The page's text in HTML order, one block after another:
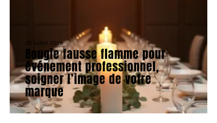
30 juillet 2026
Bougie fausse flamme pour
événement professionnel,
soigner l’image de votre
marque